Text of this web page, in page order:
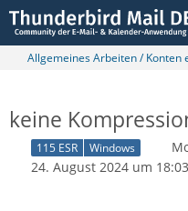
Allgemeines Arbeiten / Konten
keine
115 ESR Windows
24. August 2024 um 18:03